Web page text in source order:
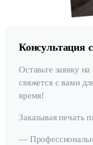
Консультация
Оставьте заявку
свяжется с вами
время!
Заказывая печать
—